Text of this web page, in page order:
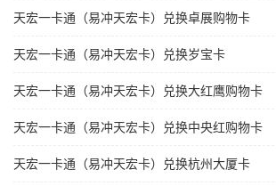
天宏一卡通（易冲天宏卡）兑换卓展购物卡
天宏一卡通（易冲天宏卡）兑换岁宝卡
天宏一卡通（易冲天宏卡）兑换大红鹰购物卡
天宏一卡通（易冲天宏卡）兑换中央红购物卡
天宏一卡通（易冲天宏卡）兑换杭州大厦卡